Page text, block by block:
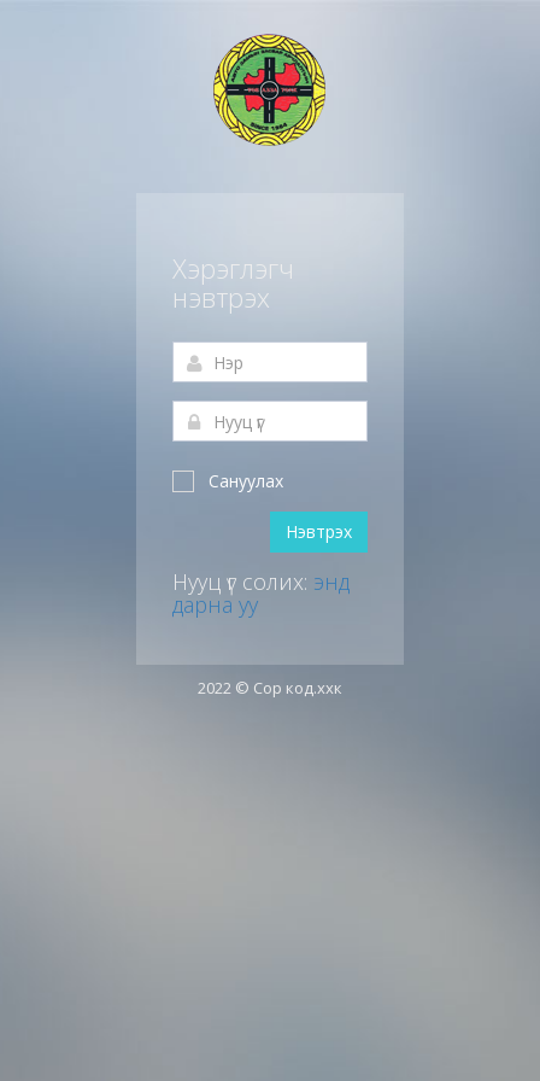
Хэрэглэгч
нэвтрэх
Сануулах
Нэвтрэх
Нууц үг солих: энд
дарна уу
2022 © Сор код.ххк